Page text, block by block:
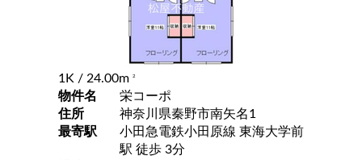
1K / 24.00m 2
物件名
栄コーポ
住所
神奈川県秦野市南矢名1
最寄駅
小田急電鉄小田原線 東海大学前
駅 徒歩 3分